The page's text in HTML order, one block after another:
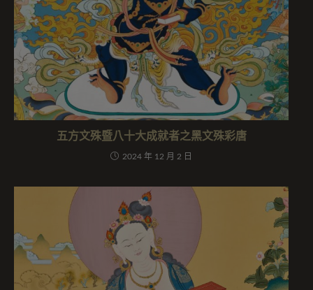
五方文殊暨八十大成就者之黑文殊彩唐
2024 年 12 月 2 日